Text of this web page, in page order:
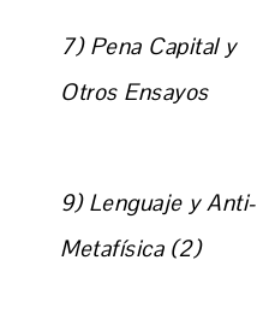
7) Pena Capital y
Otros Ensayos
9) Lenguaje y Anti-
Metafísica (2)